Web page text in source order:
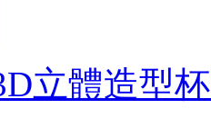
立體造型